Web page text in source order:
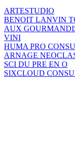
ARTESTUDIO
BENOIT LANVIN
AUX
VINI
HUMA PRO
ARNAGE
SCI DU PRE EN O
SIXCLOUD